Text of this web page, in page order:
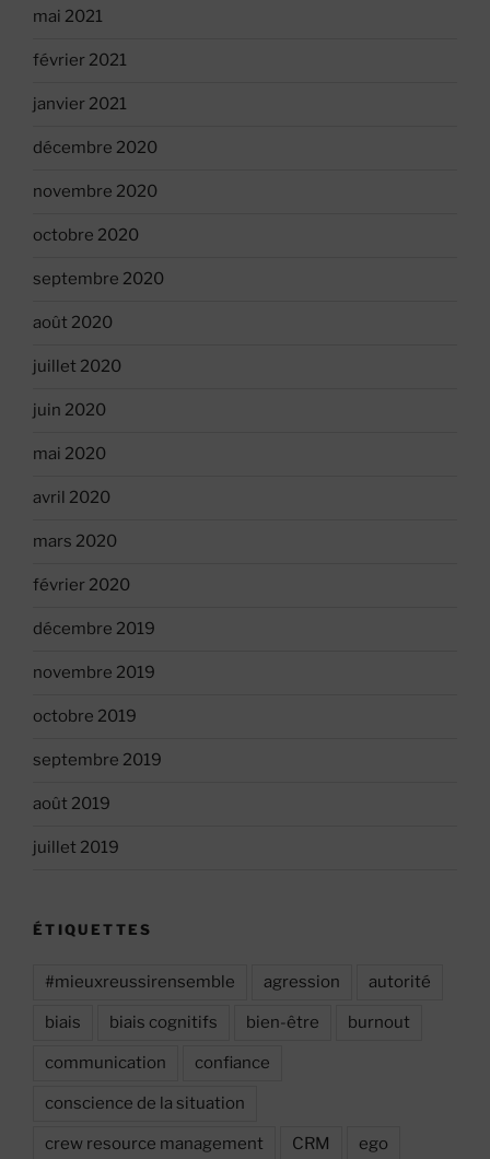
mai 2021
février 2021
janvier 2021
décembre 2020
novembre 2020
octobre 2020
septembre 2020
août 2020
juillet 2020
juin 2020
mai 2020
avril 2020
mars 2020
février 2020
décembre 2019
novembre 2019
octobre 2019
septembre 2019
août 2019
juillet 2019
ÉTIQUETTES
#mieuxreussirensemble agression autorité
biais biais cognitifs bien-être burnout
communication confiance
conscience de la situation
crew resource management CRM ego